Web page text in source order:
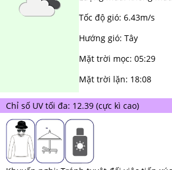
MÁY HÚT ẨM ROTOR
MÁY HÚT ẨM HARISON
MÁY HÚT ẨM AIRKO
MÁY HÚT ẨM FUJIHAIA
MÁY HÚT ẨM SHARP
MÁY HÚT ẨM EDISON
MÁY LỌC KHÔNG KHÍ LG
MÁY LỌC KHÔNG KHÍ FUJIE
MÁY LỌC KHÔNG KHÍ COWAY
MÁY LỌC KHÔNG KHÍ HITACHI
MÁY LỌC KHÔNG KHÍ PANASONIC
MÁY LỌC KHÔNG KHÍ Ô TÔ
MÁY HÚT ẨM ROTOR
MÁY HÚT ẨM HARISON
MÁY HÚT ẨM AIRKO
MÁY HÚT ẨM FUJIHAIA
MÁY HÚT ẨM SHARP
MÁY HÚT ẨM EDISON
TIN TỨC MÁY LẠNH DI ĐỘNG
TIN TỨC TỦ CHỐNG ẨM
THÔNG TIN VỀ ĐỘ ẨM
TIN TỨC QUẠT ĐỐI LƯU
LONG AN
AN GIANG
ĐỒNG THÁP
KHÁNH HÒA
Tốc độ gió:6.43m/s
Hướng gió:Tây
Mặt trời mọc:05:29
Mặt trời lặn: 18:08
Chỉ số UV tối đa: 12.39 (cực kì cao)